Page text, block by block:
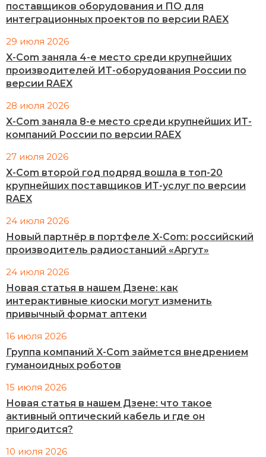
поставщиков оборудования и ПО для
интеграционных проектов по версии RAEX
29 июля 2026
X-Com заняла 4-е место среди крупнейших
производителей ИТ-оборудования России по
версии RAEX
28 июля 2026
X-Com заняла 8-е место среди крупнейших ИТ-
компаний России по версии RAEX
27 июля 2026
X-Com второй год подряд вошла в топ-20
крупнейших поставщиков ИТ-услуг по версии
RAEX
24 июля 2026
Новый партнёр в портфеле X-Com: российский
производитель радиостанций «Аргут»
24 июля 2026
Новая статья в нашем Дзене: как
интерактивные киоски могут изменить
привычный формат аптеки
16 июля 2026
Группа компаний X-Com займется внедрением
гуманоидных роботов
15 июля 2026
Новая статья в нашем Дзене: что такое
активный оптический кабель и где он
пригодится?
10 июля 2026